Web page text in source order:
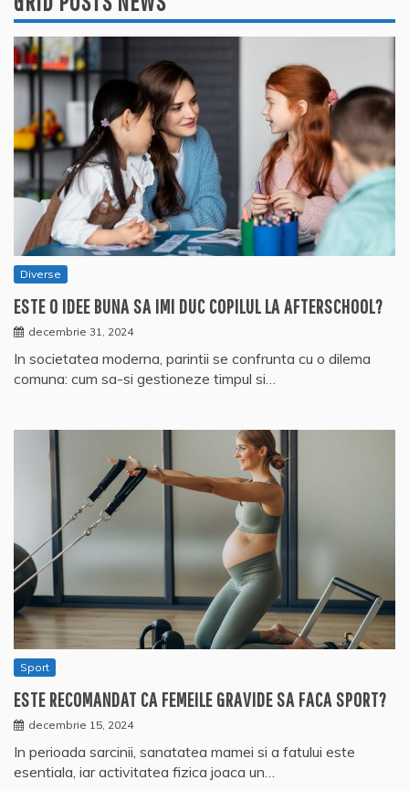
Diverse
ESTE O IDEE BUNA SA IMI DUC COPILUL LA AFTERSCHOOL?
decembrie 31, 2024
In societatea moderna, parintii se confrunta cu o dilema
comuna: cum sa-si gestioneze timpul si…
Sport
ESTE RECOMANDAT CA FEMEILE GRAVIDE SA FACA SPORT?
decembrie 15, 2024
In perioada sarcinii, sanatatea mamei si a fatului este
esentiala, iar activitatea fizica joaca un…